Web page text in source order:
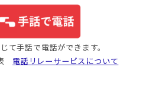
て手話で電話ができます。
電話リレーサービスについて